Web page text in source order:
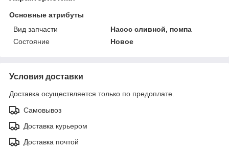
Основные атрибуты
Вид запчасти
Насос сливной, помпа
Состояние
Новое
Условия доставки
Доставка осуществляется только по предоплате.
Самовывоз
Доставка курьером
Доставка почтой